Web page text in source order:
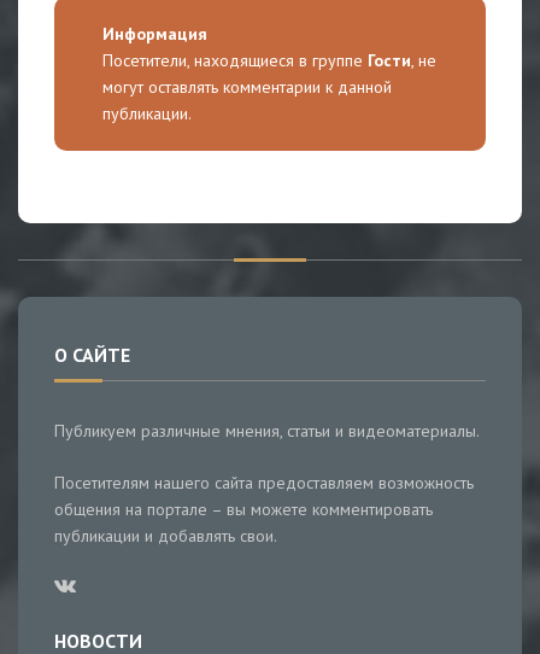
Информация
Посетители, находящиеся в группе Гости, не
могут оставлять комментарии к данной
публикации.
О САЙТЕ
Публикуем различные мнения, статьи и видеоматериалы.
Посетителям нашего сайта предоставляем возможность
общения на портале – вы можете комментировать
публикации и добавлять свои.
НОВОСТИ